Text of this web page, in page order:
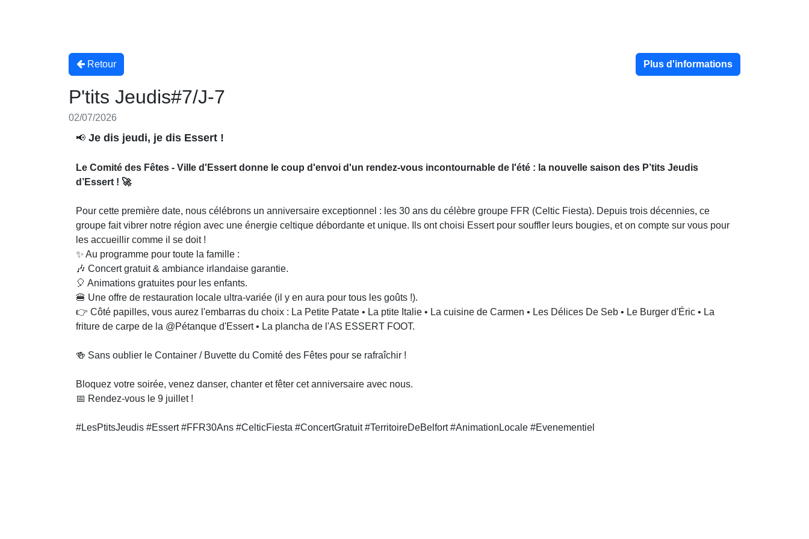
Retour Plus d'informations
P'tits Jeudis#7/J-7
02/07/2026
📢 Je dis jeudi, je dis Essert !
Le Comité des Fêtes - Ville d'Essert donne le coup d'envoi d'un rendez-vous incontournable de l'été : la nouvelle saison des P’tits Jeudis
d’Essert ! 🚀
Pour cette première date, nous célébrons un anniversaire exceptionnel : les 30 ans du célèbre groupe FFR (Celtic Fiesta). Depuis trois décennies, ce
groupe fait vibrer notre région avec une énergie celtique débordante et unique. Ils ont choisi Essert pour souffler leurs bougies, et on compte sur vous pour
les accueillir comme il se doit !
✨ Au programme pour toute la famille :
🎶 Concert gratuit & ambiance irlandaise garantie.
🎈 Animations gratuites pour les enfants.
🍔 Une offre de restauration locale ultra-variée (il y en aura pour tous les goûts !).
👉 Côté papilles, vous aurez l'embarras du choix : La Petite Patate • La ptite Italie • La cuisine de Carmen • Les Délices De Seb • Le Burger d'Éric • La
friture de carpe de la @Pétanque d'Essert • La plancha de l'AS ESSERT FOOT.
🍻 Sans oublier le Container / Buvette du Comité des Fêtes pour se rafraîchir !
Bloquez votre soirée, venez danser, chanter et fêter cet anniversaire avec nous.
📅 Rendez-vous le 9 juillet !
#LesPtitsJeudis #Essert #FFR30Ans #CelticFiesta #ConcertGratuit #TerritoireDeBelfort #AnimationLocale #Evenementiel